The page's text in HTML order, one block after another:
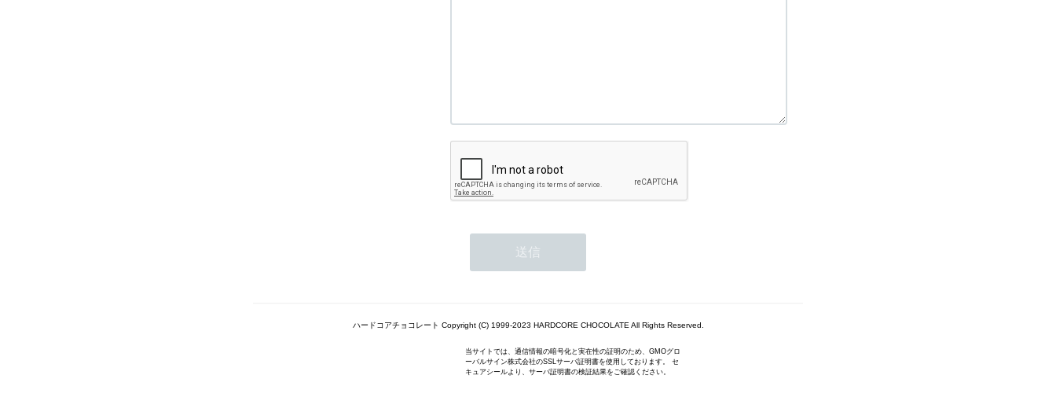
ハードコアチョコレート Copyright (C) 1999-2023 HARDCORE CHOCOLATE All Rights Reserved.
当サイトでは、通信情報の暗号化と実在性の証明のため、GMOグロ
ーバルサイン株式会社のSSLサーバ証明書を使用しております。 セ
キュアシールより、サーバ証明書の検証結果をご確認ください。